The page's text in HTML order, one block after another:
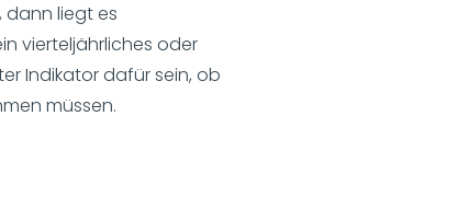
dann liegt es
vierteljährliches oder
Indikator dafür sein, ob
müssen.